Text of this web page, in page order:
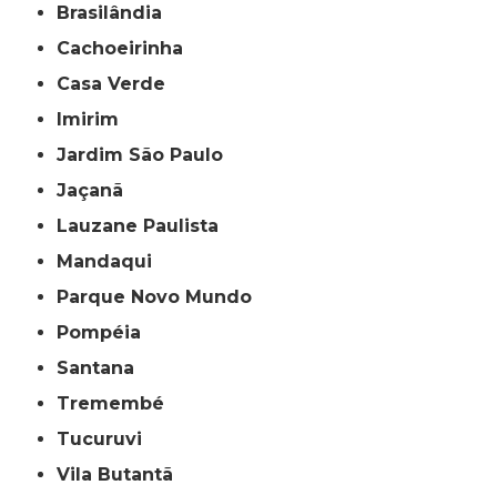
Brasilândia
Cachoeirinha
Casa Verde
Imirim
Jardim São Paulo
Jaçanã
Lauzane Paulista
Mandaqui
Parque Novo Mundo
Pompéia
Santana
Tremembé
Tucuruvi
Vila Butantã